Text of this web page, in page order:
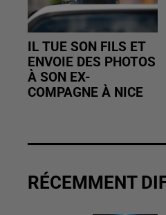
IL TUE SON FILS ET
ENVOIE DES PHOTOS
À SON EX-
COMPAGNE À NICE
RÉCEMMENT